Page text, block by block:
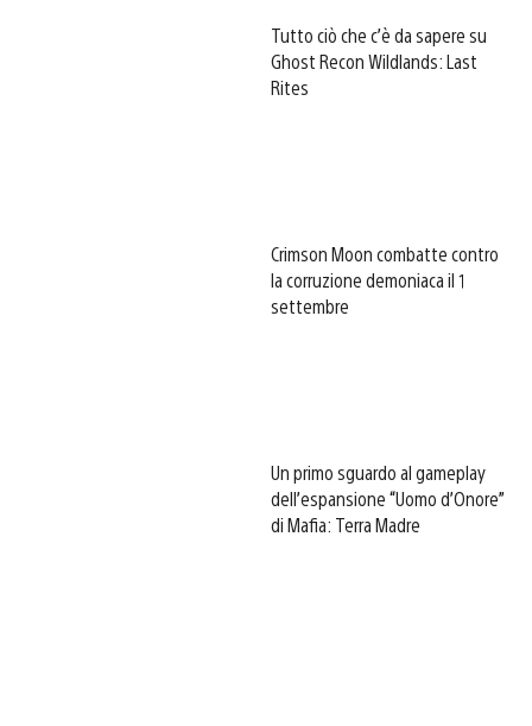
Tutto ciò che c’è da sapere su
Ghost Recon Wildlands: Last
Rites
Crimson Moon combatte contro
la corruzione demoniaca il 1
settembre
Un primo sguardo al gameplay
dell’espansione “Uomo d’Onore”
di Mafia: Terra Madre